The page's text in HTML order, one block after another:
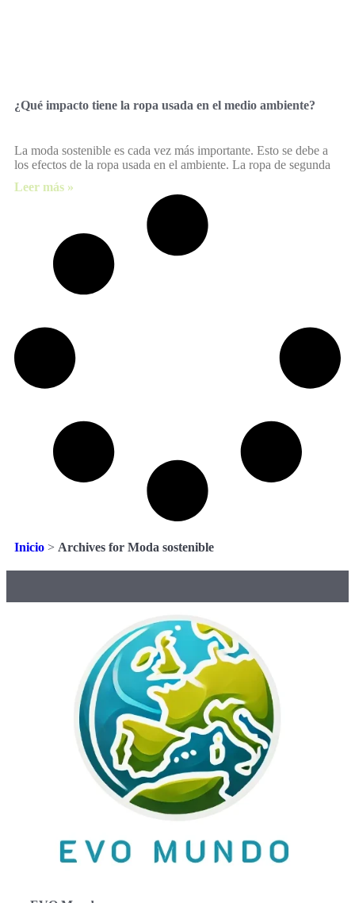
¿Qué impacto tiene la ropa usada en el medio ambiente?
La moda sostenible es cada vez más importante. Esto se debe a
los efectos de la ropa usada en el ambiente. La ropa de segunda
Leer más »
Inicio > Archives for Moda sostenible